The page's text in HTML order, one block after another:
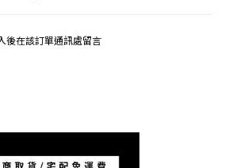
後在該訂單通訊處留言